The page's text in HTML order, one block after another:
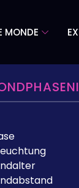
MONDE